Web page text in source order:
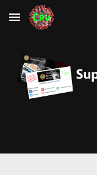
Skip to main content